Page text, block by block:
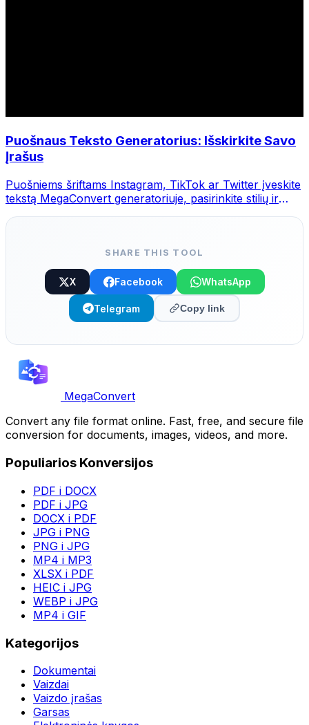
Puošnaus Teksto Generatorius: Išskirkite Savo
Įrašus
Puošniems šriftams Instagram, TikTok ar Twitter įveskite
tekstą MegaConvert generatoriuje, pasirinkite stilių ir
SHARE THIS TOOL
X Facebook WhatsApp
Telegram Copy link
MegaConvert
Convert any file format online. Fast, free, and secure file
conversion for documents, images, videos, and more.
Populiarios Konversijos
PDF i DOCX
PDF i JPG
DOCX i PDF
JPG i PNG
PNG i JPG
MP4 i MP3
XLSX i PDF
HEIC i JPG
WEBP i JPG
MP4 i GIF
Kategorijos
Dokumentai
Vaizdai
Vaizdo įrašas
Garsas